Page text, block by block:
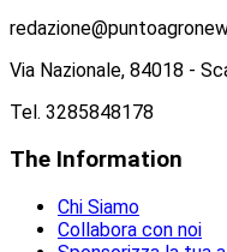
Via Nazionale, 84018 -
Tel. 3285848178
The Information
Chi Siamo
Collabora con noi